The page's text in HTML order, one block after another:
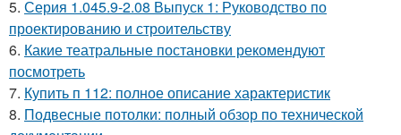
5. Серия 1.045.9-2.08 Выпуск 1: Руководство по
проектированию и строительству
6. Какие театральные постановки рекомендуют
посмотреть
7. Купить п 112: полное описание характеристик
8. Подвесные потолки: полный обзор по технической